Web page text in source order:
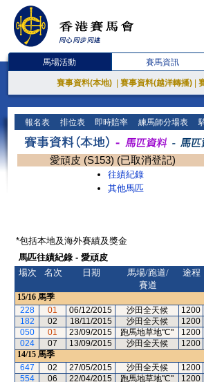
馬場活動 賽馬資訊
賽事資料(本地) 賽事資料(越洋轉播)
報名表 排位表 即時賠率 練馬師分場表
愛頑皮 (S153) (已取消登記)
往績紀錄
其他馬匹
*包括本地及海外賽績及獎金
馬匹往績紀錄 - 愛頑皮
場次
名次 日期
馬場/跑道/
賽道
途程
15/16 馬季
228
01 06/12/2015 沙田全天候 1200
182
02 18/11/2015 沙田全天候 1200
050
01 23/09/2015 跑馬地草地"C" 1200
024
07 13/09/2015 沙田全天候 1200
14/15 馬季
647
02 27/05/2015 沙田全天候 1200
554
06 22/04/2015 跑馬地草地"C" 1200